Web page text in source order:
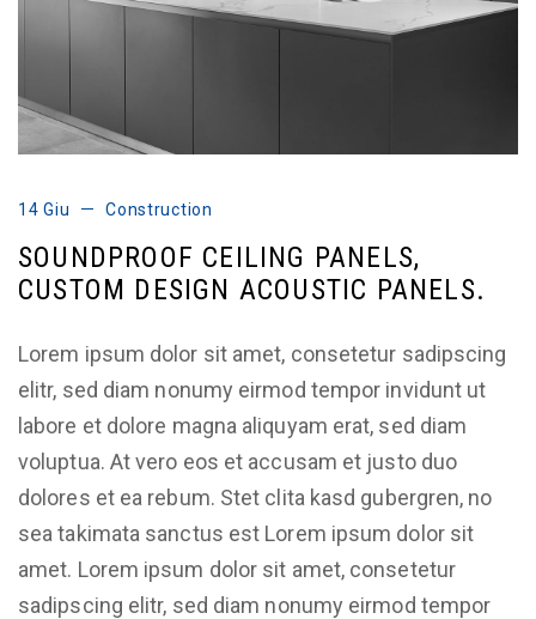
14 Giu Construction
SOUNDPROOF CEILING PANELS,
CUSTOM DESIGN ACOUSTIC PANELS.
Lorem ipsum dolor sit amet, consetetur sadipscing
elitr, sed diam nonumy eirmod tempor invidunt ut
labore et dolore magna aliquyam erat, sed diam
voluptua. At vero eos et accusam et justo duo
dolores et ea rebum. Stet clita kasd gubergren, no
sea takimata sanctus est Lorem ipsum dolor sit
amet. Lorem ipsum dolor sit amet, consetetur
sadipscing elitr, sed diam nonumy eirmod tempor